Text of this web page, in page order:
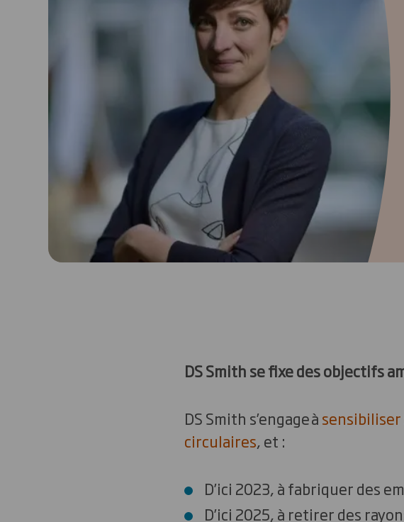
DS Smith se fixe des objectifs
DS Smith s’engage àsensibiliser
circulaires, et :
D’ici 2023, à fabriquer des
D’ici 2025, à retirer des